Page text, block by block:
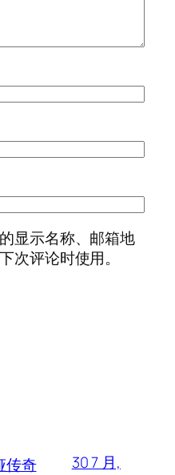
显示名称、邮箱地
次评论时使用。
传奇
30 7 月,